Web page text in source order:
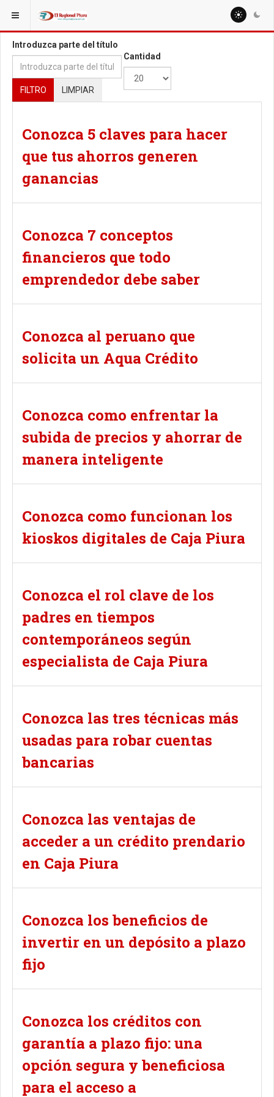
ESTÁ AQUÍ: TAGS
Introduzca parte del título
FILTRO LIMPIAR
Cantidad
Conozca 5 claves para hacer
que tus ahorros generen
ganancias
Conozca 7 conceptos
financieros que todo
emprendedor debe saber
Conozca al peruano que
solicita un Aqua Crédito
Conozca como enfrentar la
subida de precios y ahorrar de
manera inteligente
Conozca como funcionan los
kioskos digitales de Caja Piura
Conozca el rol clave de los
padres en tiempos
contemporáneos según
especialista de Caja Piura
Conozca las tres técnicas más
usadas para robar cuentas
bancarias
Conozca las ventajas de
acceder a un crédito prendario
en Caja Piura
Conozca los beneficios de
invertir en un depósito a plazo
fijo
Conozca los créditos con
garantía a plazo fijo: una
opción segura y beneficiosa
para el acceso a